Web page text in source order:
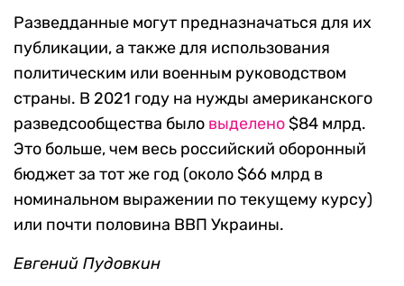
Разведданные могут предназначаться для их
публикации, а также для использования
политическим или военным руководством
страны. В 2021 году на нужды американского
разведсообщества было выделено$84 млрд.
Это больше, чем весь российский оборонный
бюджет за тот же год (около $66 млрд в
номинальном выражении по текущему курсу)
или почти половина ВВП Украины.
Евгений Пудовкин